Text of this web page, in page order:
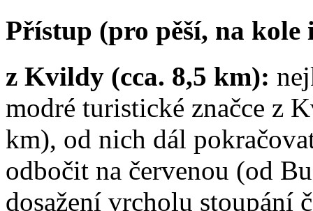
Přístup (pro pěší, na kole
z Kvildy (cca. 8,5 km):
modré turistické značce z
km), od nich dál
odbočit na červenou (od
dosažení vrcholu stoupání